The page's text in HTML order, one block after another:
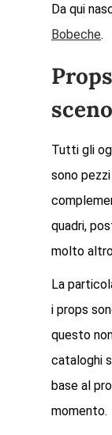
Da qui
Bobeche.
Tutti gli
sono
quadri,
molto
La
i props
questo
cataloghi
base al
momento.